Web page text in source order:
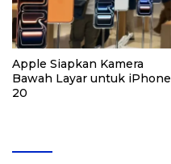
Apple Siapkan Kamera
Bawah Layar untuk iPhone
20